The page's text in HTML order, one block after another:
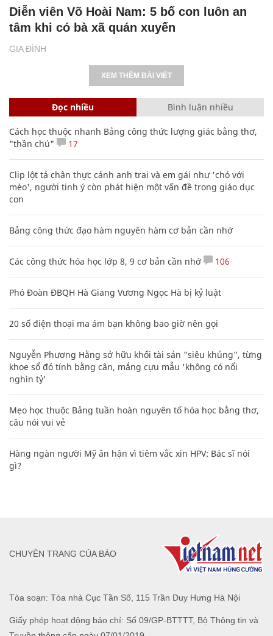
GIA ĐÌNH
Diễn viên Võ Hoài Nam: 5 bố con luôn an
tâm khi có bà xã quán xuyến
XEM THÊM BÀI VIẾT
Đọc nhiều Bình luận nhiều
Cách học thuộc nhanh Bảng công thức lượng giác bằng thơ,
"thần chú"
17
Clip lột tả chân thực cảnh anh trai và em gái như 'chó với
mèo', người tinh ý còn phát hiện một vấn đề trong giáo dục
con
Bảng công thức đạo hàm nguyên hàm cơ bản cần nhớ
Các công thức hóa học lớp 8, 9 cơ bản cần nhớ 106
Phó Đoàn ĐBQH Hà Giang Vương Ngọc Hà bị kỷ luật
20 số điện thoại ma ám bạn không bao giờ nên gọi
Nguyễn Phương Hằng sở hữu khối tài sản "siêu khủng", từng
khoe sổ đỏ tính bằng cân, mắng cựu mẫu 'không có nổi
nghìn tỷ'
Mẹo học thuộc Bảng tuần hoàn nguyên tố hóa học bằng thơ,
câu nói vui vẻ
Hàng ngàn người Mỹ ân hận vì tiêm vắc xin HPV: Bác sĩ nói
gì?
Tòa soạn: Tòa nhà Cục Tần Số, 115 Trần Duy Hưng Hà Nội
Giấy phép hoạt động báo chí: Số 09/GP-BTTTT, Bộ Thông tin và
CHUYÊN TRANG CỦA BÁO